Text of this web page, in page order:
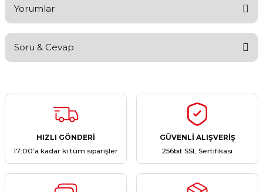
Yorumlar
Yorum Yaz
Soru & Cevap
Ürün hakkında henüz soru sorulmamış.
HIZLI GÖNDERİ
17:00’a kadar ki tüm siparişler
GÜVENLİ ALIŞVERİŞ
256bit SSL Sertifikası